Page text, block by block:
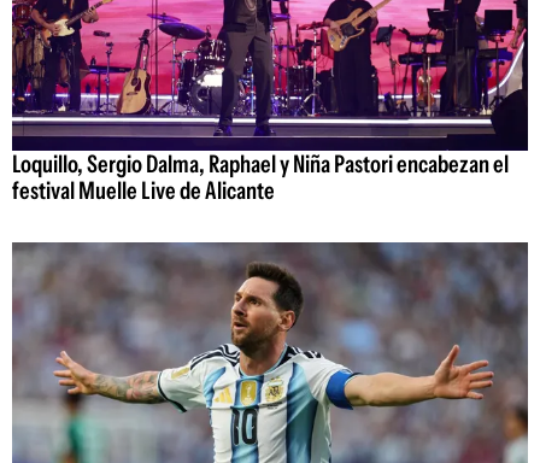
Loquillo, Sergio Dalma, Raphael y Niña Pastori encabezan el
festival Muelle Live de Alicante